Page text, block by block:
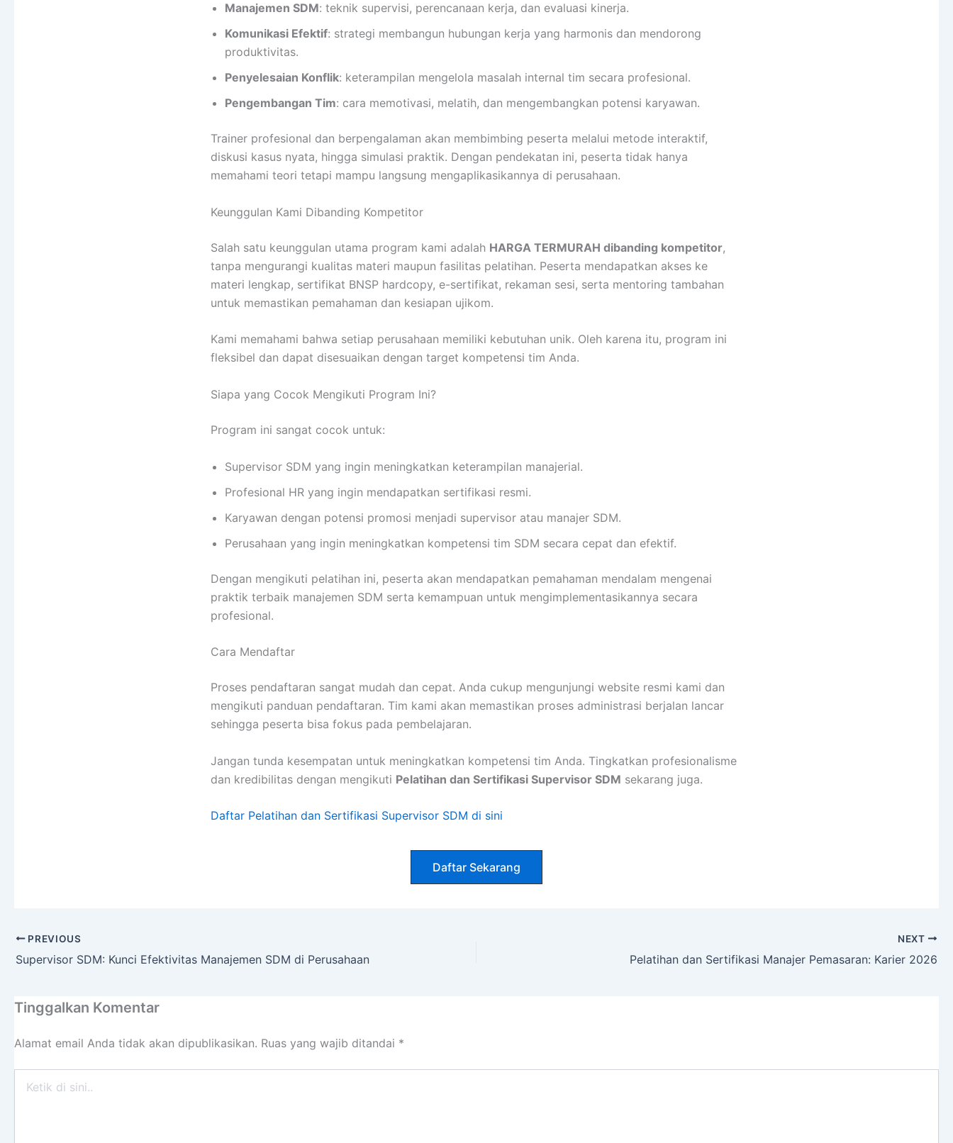
Manajemen SDM: teknik supervisi, perencanaan kerja, dan evaluasi kinerja.
Komunikasi Efektif: strategi membangun hubungan kerja yang harmonis dan mendorong
produktivitas.
Penyelesaian Konflik: keterampilan mengelola masalah internal tim secara profesional.
Pengembangan Tim: cara memotivasi, melatih, dan mengembangkan potensi karyawan.
Trainer profesional dan berpengalaman akan membimbing peserta melalui metode interaktif,
diskusi kasus nyata, hingga simulasi praktik. Dengan pendekatan ini, peserta tidak hanya
memahami teori tetapi mampu langsung mengaplikasikannya di perusahaan.
Keunggulan Kami Dibanding Kompetitor
Salah satu keunggulan utama program kami adalah HARGA TERMURAH dibanding kompetitor,
tanpa mengurangi kualitas materi maupun fasilitas pelatihan. Peserta mendapatkan akses ke
materi lengkap, sertifikat BNSP hardcopy, e-sertifikat, rekaman sesi, serta mentoring tambahan
untuk memastikan pemahaman dan kesiapan ujikom.
Kami memahami bahwa setiap perusahaan memiliki kebutuhan unik. Oleh karena itu, program ini
fleksibel dan dapat disesuaikan dengan target kompetensi tim Anda.
Siapa yang Cocok Mengikuti Program Ini?
Program ini sangat cocok untuk:
Supervisor SDM yang ingin meningkatkan keterampilan manajerial.
Profesional HR yang ingin mendapatkan sertifikasi resmi.
Karyawan dengan potensi promosi menjadi supervisor atau manajer SDM.
Perusahaan yang ingin meningkatkan kompetensi tim SDM secara cepat dan efektif.
Dengan mengikuti pelatihan ini, peserta akan mendapatkan pemahaman mendalam mengenai
praktik terbaik manajemen SDM serta kemampuan untuk mengimplementasikannya secara
profesional.
Cara Mendaftar
Proses pendaftaran sangat mudah dan cepat. Anda cukup mengunjungi website resmi kami dan
mengikuti panduan pendaftaran. Tim kami akan memastikan proses administrasi berjalan lancar
sehingga peserta bisa fokus pada pembelajaran.
Jangan tunda kesempatan untuk meningkatkan kompetensi tim Anda. Tingkatkan profesionalisme
dan kredibilitas dengan mengikuti Pelatihan dan Sertifikasi Supervisor SDM sekarang juga.
Daftar Pelatihan dan Sertifikasi Supervisor SDM di sini
Daftar Sekarang
PREVIOUS
Supervisor SDM: Kunci Efektivitas Manajemen SDM di Perusahaan
NEXT
Pelatihan dan Sertifikasi Manajer Pemasaran: Karier 2026
Tinggalkan Komentar
Alamat email Anda tidak akan dipublikasikan. Ruas yang wajib ditandai *